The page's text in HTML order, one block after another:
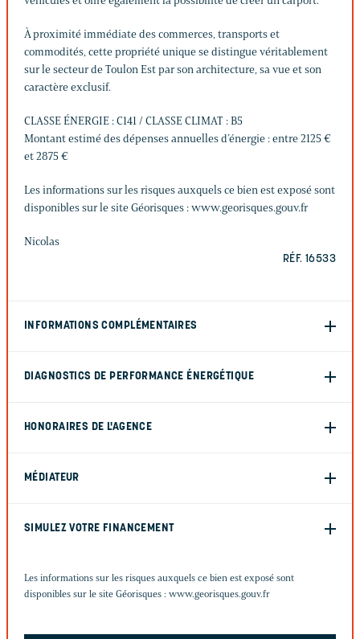
À proximité immédiate des commerces, transports et
commodités, cette propriété unique se distingue véritablement
sur le secteur de Toulon Est par son architecture, sa vue et son
caractère exclusif.
CLASSE ÉNERGIE : C141 / CLASSE CLIMAT : B5
Montant estimé des dépenses annuelles d’énergie : entre 2125 €
et 2875 €
Les informations sur les risques auxquels ce bien est exposé sont
disponibles sur le site Géorisques : www.georisques.gouv.fr
Nicolas
RÉF. 16533
INFORMATIONS COMPLÉMENTAIRES
DIAGNOSTICS DE PERFORMANCE ÉNERGÉTIQUE
HONORAIRES DE L'AGENCE
MÉDIATEUR
SIMULEZ VOTRE FINANCEMENT
Les informations sur les risques auxquels ce bien est exposé sont
disponibles sur le site Géorisques : www.georisques.gouv.fr